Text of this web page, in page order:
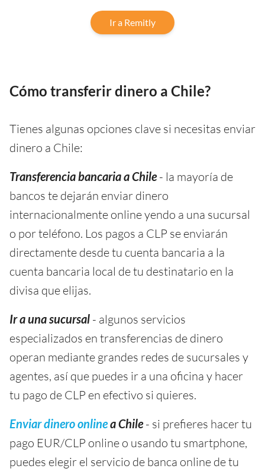
Ir a Remitly
Cómo transferir dinero a Chile?
Tienes algunas opciones clave si necesitas enviar
dinero a Chile:
Transferencia bancaria a Chile- la mayoría de
bancos te dejarán enviar dinero
internacionalmente online yendo a una sucursal
o por teléfono. Los pagos a CLP se enviarán
directamente desde tu cuenta bancaria a la
cuenta bancaria local de tu destinatario en la
divisa que elijas.
Ir a una sucursal - algunos servicios
especializados en transferencias de dinero
operan mediante grandes redes de sucursales y
agentes, así que puedes ir a una oficina y hacer
tu pago de CLP en efectivo si quieres.
Enviar dinero onlinea Chile- si prefieres hacer tu
pago EUR/CLP online o usando tu smartphone,
puedes elegir el servicio de banca online de tu